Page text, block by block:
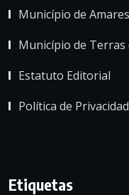
Município de Amares
Município de Terras
Estatuto Editorial
Política de
Etiquetas